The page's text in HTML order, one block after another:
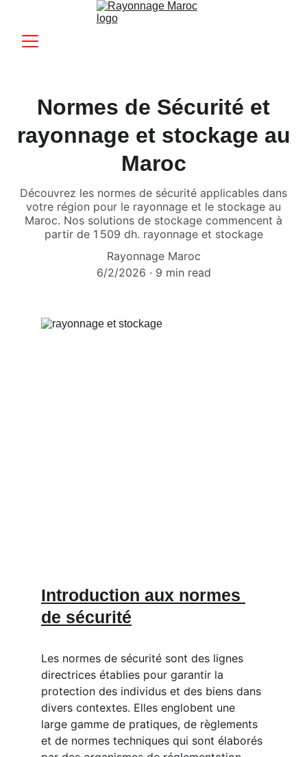
Normes de Sécurité et
rayonnage et stockage au
Maroc
Découvrez les normes de sécurité applicables dans
votre région pour le rayonnage et le stockage au
Maroc. Nos solutions de stockage commencent à
partir de 1 509 dh. rayonnage et stockage
Rayonnage Maroc
6/2/2026
9 min read
Introduction aux normes
de sécurité
Les normes de sécurité sont des lignes
directrices établies pour garantir la
protection des individus et des biens dans
divers contextes. Elles englobent une
large gamme de pratiques, de règlements
et de normes techniques qui sont élaborés